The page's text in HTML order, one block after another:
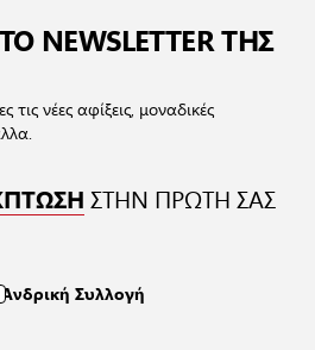
NEWSLETTER ΤΗΣ
νέες αφίξεις, μοναδικές
ΣΤΗΝ ΠΡΩΤΗ ΣΑΣ
Ανδρική Συλλογή